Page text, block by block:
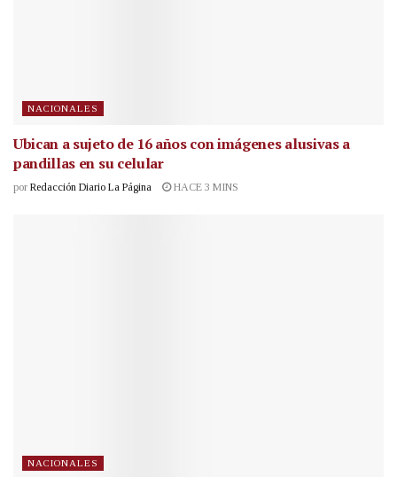
NACIONALES
Ubican a sujeto de 16 años con imágenes alusivas a
pandillas en su celular
por Redacción Diario La Página HACE 3 MINS
NACIONALES